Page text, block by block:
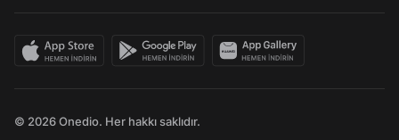
© 2026 Onedio. Her hakkı saklıdır.